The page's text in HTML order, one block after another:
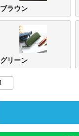
ブラウン
グリーン